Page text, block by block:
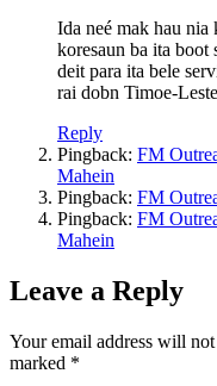
Ida neé mak hau nia
koresaun ba ita boot
deit para ita bele
rai dobn Timoe-
Reply
Pingback: FM
Mahein
Pingback: FM
Pingback: FM
Mahein
Leave a Reply
Your email address will
marked *